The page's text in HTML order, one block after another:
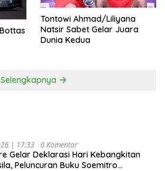
Tontowi Ahmad/Liliyana
Natsir Sabet Gelar Juara
Dunia Kedua
Selengkapnya
| 17:33 0 Komentar
Gelar Deklarasi Hari Kebangkitan
Peluncuran Buku Soemitro